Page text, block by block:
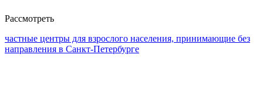
Рассмотреть
частные центры для взрослого населения, принимающие без
направления в Санкт-Петербурге